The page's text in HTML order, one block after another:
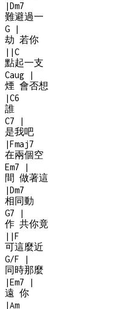
|Dm7
難避過一
G
|
劫 若你
| |C
點起一支
Caug
|
煙 會否想
|C6
誰
C7
|
是我吧
|Fmaj7
在兩個空
Em7
|
間 做著這
|Dm7
相同動
G7
|
作 共你竟
| |F
可這麼近
G/F
|
同時那麼
|Em7
|
遠 你
|Am